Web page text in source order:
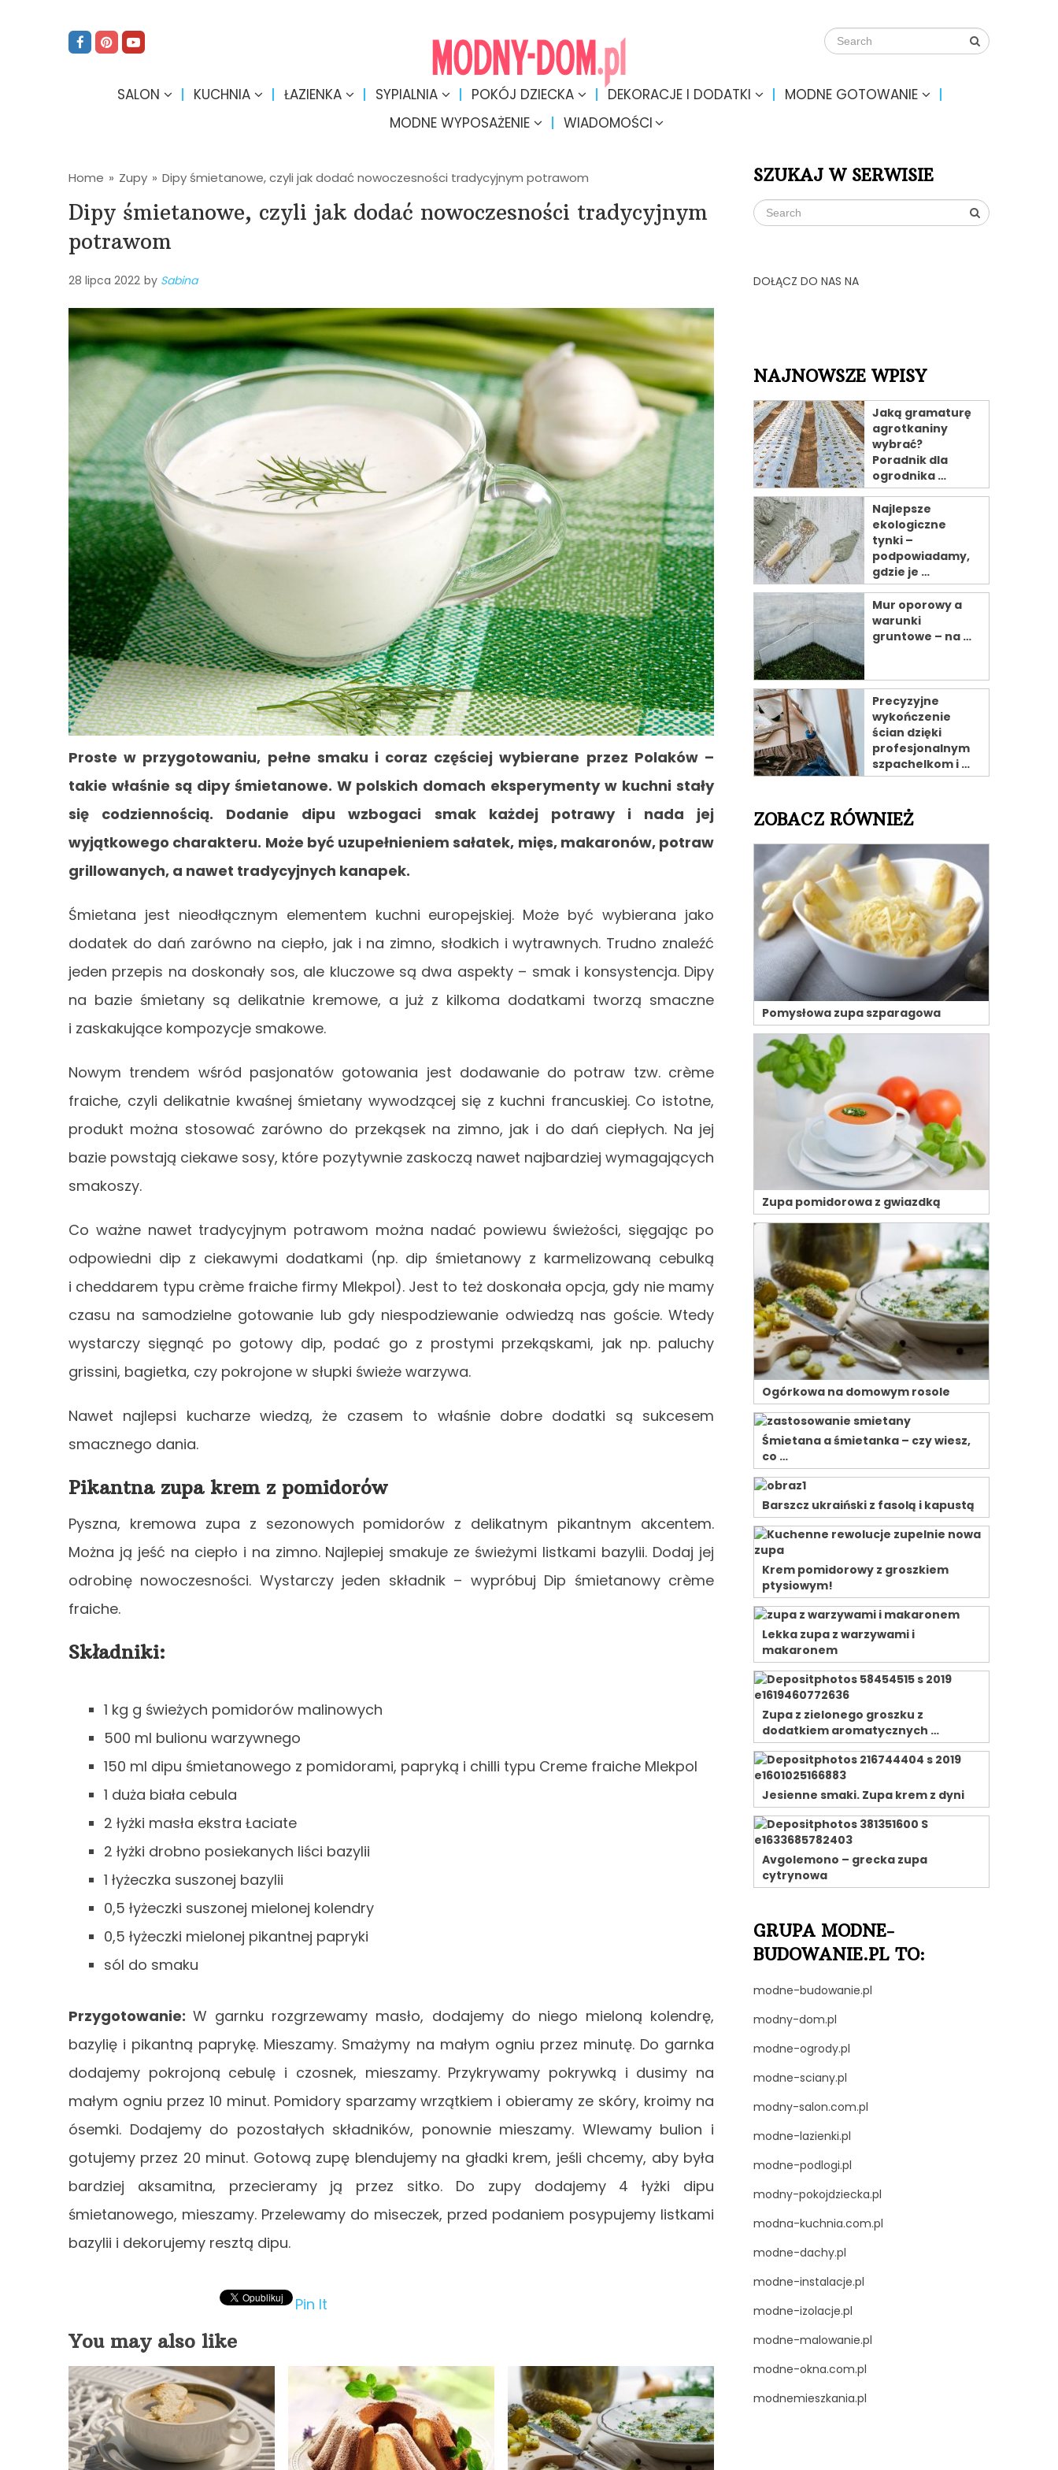
SALON KUCHNIA ŁAZIENKA SYPIALNIA POKÓJ DZIECKA DEKORACJE I DODATKI
MODNE GOTOWANIE
MODNE WYPOSAŻENIE
WIADOMOŚCI
Home » Zupy » Dipy śmietanowe, czyli jak dodać nowoczesności tradycyjnym potrawom
Dipy śmietanowe, czyli jak dodać nowoczesności tradycyjnym
potrawom
28 lipca 2022 by Sabina
Proste w przygotowaniu, pełne smaku i coraz częściej wybierane przez Polaków –
takie właśnie są dipy śmietanowe. W polskich domach eksperymenty w kuchni stały
się codziennością. Dodanie dipu wzbogaci smak każdej potrawy i nada jej
wyjątkowego charakteru. Może być uzupełnieniem sałatek, mięs, makaronów, potraw
grillowanych, a nawet tradycyjnych kanapek.
Śmietana jest nieodłącznym elementem kuchni europejskiej. Może być wybierana jako
dodatek do dań zarówno na ciepło, jak i na zimno, słodkich i wytrawnych. Trudno znaleźć
jeden przepis na doskonały sos, ale kluczowe są dwa aspekty – smak i konsystencja. Dipy
na bazie śmietany są delikatnie kremowe, a już z kilkoma dodatkami tworzą smaczne
i zaskakujące kompozycje smakowe.
Nowym trendem wśród pasjonatów gotowania jest dodawanie do potraw tzw. crème
fraiche, czyli delikatnie kwaśnej śmietany wywodzącej się z kuchni francuskiej. Co istotne,
produkt można stosować zarówno do przekąsek na zimno, jak i do dań ciepłych. Na jej
bazie powstają ciekawe sosy, które pozytywnie zaskoczą nawet najbardziej wymagających
smakoszy.
Co ważne nawet tradycyjnym potrawom można nadać powiewu świeżości, sięgając po
odpowiedni dip z ciekawymi dodatkami (np. dip śmietanowy z karmelizowaną cebulką
i cheddarem typu crème fraiche firmy Mlekpol). Jest to też doskonała opcja, gdy nie mamy
czasu na samodzielne gotowanie lub gdy niespodziewanie odwiedzą nas goście. Wtedy
wystarczy sięgnąć po gotowy dip, podać go z prostymi przekąskami, jak np. paluchy
grissini, bagietka, czy pokrojone w słupki świeże warzywa.
Nawet najlepsi kucharze wiedzą, że czasem to właśnie dobre dodatki są sukcesem
smacznego dania.
Pikantna zupa krem z pomidorów
Pyszna, kremowa zupa z sezonowych pomidorów z delikatnym pikantnym akcentem.
Można ją jeść na ciepło i na zimno. Najlepiej smakuje ze świeżymi listkami bazylii. Dodaj jej
odrobinę nowoczesności. Wystarczy jeden składnik – wypróbuj Dip śmietanowy crème
fraiche.
Składniki:
1 kg g świeżych pomidorów malinowych
500 ml bulionu warzywnego
150 ml dipu śmietanowego z pomidorami, papryką i chilli typu Creme fraiche Mlekpol
1 duża biała cebula
2 łyżki masła ekstra Łaciate
2 łyżki drobno posiekanych liści bazylii
1 łyżeczka suszonej bazylii
0,5 łyżeczki suszonej mielonej kolendry
0,5 łyżeczki mielonej pikantnej papryki
sól do smaku
Przygotowanie:W garnku rozgrzewamy masło, dodajemy do niego mieloną kolendrę,
bazylię i pikantną paprykę. Mieszamy. Smażymy na małym ogniu przez minutę. Do garnka
dodajemy pokrojoną cebulę i czosnek, mieszamy. Przykrywamy pokrywką i dusimy na
małym ogniu przez 10 minut. Pomidory sparzamy wrzątkiem i obieramy ze skóry, kroimy na
ósemki. Dodajemy do pozostałych składników, ponownie mieszamy. Wlewamy bulion i
gotujemy przez 20 minut. Gotową zupę blendujemy na gładki krem, jeśli chcemy, aby była
bardziej aksamitna, przecieramy ją przez sitko. Do zupy dodajemy 4 łyżki dipu
śmietanowego, mieszamy. Przelewamy do miseczek, przed podaniem posypujemy listkami
bazylii i dekorujemy resztą dipu.
Pin It
You may also like
SZUKAJ W SERWISIE
DOŁĄCZ DO NAS NA
NAJNOWSZE WPISY
Jaką gramaturę
agrotkaniny
wybrać?
Poradnik dla
ogrodnika …
Najlepsze
ekologiczne
tynki –
podpowiadamy,
gdzie je …
Mur oporowy a
warunki
gruntowe – na …
Precyzyjne
wykończenie
ścian dzięki
profesjonalnym
szpachelkom i …
ZOBACZ RÓWNIEŻ
Pomysłowa zupa szparagowa
Zupa pomidorowa z gwiazdką
Ogórkowa na domowym rosole
Śmietana a śmietanka – czy wiesz,
co …
Barszcz ukraiński z fasolą i kapustą
Krem pomidorowy z groszkiem
ptysiowym!
Lekka zupa z warzywami i
makaronem
Zupa z zielonego groszku z
dodatkiem aromatycznych …
Jesienne smaki. Zupa krem z dyni
Avgolemono – grecka zupa
cytrynowa
GRUPA MODNE-
BUDOWANIE.PL TO:
modne-budowanie.pl
modny-dom.pl
modne-ogrody.pl
modne-sciany.pl
modny-salon.com.pl
modne-lazienki.pl
modne-podlogi.pl
modny-pokojdziecka.pl
modna-kuchnia.com.pl
modne-dachy.pl
modne-instalacje.pl
modne-izolacje.pl
modne-malowanie.pl
modne-okna.com.pl
modnemieszkania.pl